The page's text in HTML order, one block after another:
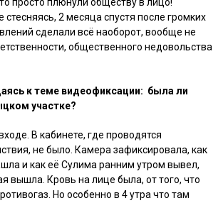
стесняясь, 2 месяца спустя после громких
сделали всё наоборот, вообще не
общественного недовольства
к теме видеофиксации: была ли
участке?
В кабинете, где проводятся
не было. Камера зафиксировала, как
и как её Сулима ранним утром вывел,
вышла. Кровь на лице была, от того, что
Но особенно в 4 утра что там